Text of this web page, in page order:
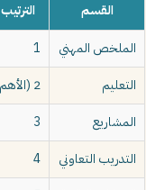
القسم الترتيب
الملخص المهني
1
التعليم
2 (الأهم)
المشاريع
3
التدريب التعاوني
4